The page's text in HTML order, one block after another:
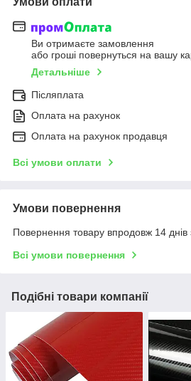
Ви отримаєте замовлення
або гроші повернуться на вашу
Детальніше
Післяплата
Оплата на рахунок
Оплата на рахунок продавця
Всі умови оплати
Умови повернення
Повернення товару впродовж 14 днів
Всі умови повернення
Подібні товари компанії